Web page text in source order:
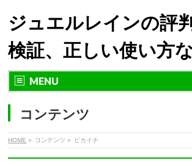
ジュエルレインの評
検証、正しい使い方
MENU
コンテンツ
HOME » コンテンツ » ピカイチ